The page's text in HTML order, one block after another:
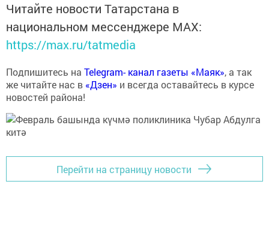
Читайте новости Татарстана в
национальном мессенджере MАХ:
https://max.ru/tatmedia
Подпишитесь на Telegram- канал газеты «Маяк», а так
же читайте нас в «Дзен» и всегда оставайтесь в курсе
новостей района!
Перейти на страницу новости